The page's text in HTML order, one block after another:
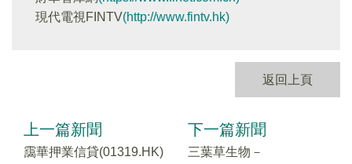
現代電視FINTV(http://www.fintv.hk)
返回上頁
上一篇新聞
靄華押業信貸(01319.HK)
下一篇新聞
三葉草生物－